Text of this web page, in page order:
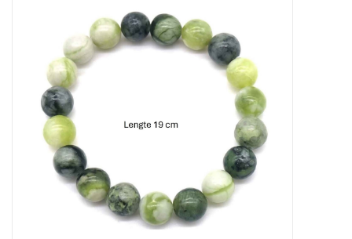
Tassen en meer
Haaraccesoires
Zonnebrillen
Fashion